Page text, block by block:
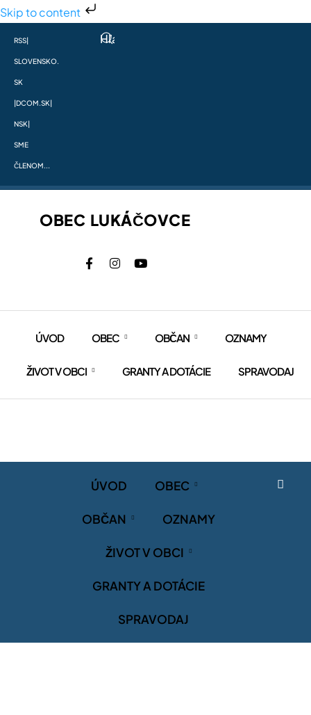
Skip to content
RSS|
SLOVENSKO.
SK
|DCOM.SK|
NSK|
SME
ČLENOM...
OBEC LUKÁČOVCE
ÚVOD OBEC OBČAN OZNAMY
ŽIVOT V OBCI GRANTY A DOTÁCIE SPRAVODAJ
ÚVOD OBEC
OBČAN OZNAMY
ŽIVOT V OBCI
GRANTY A DOTÁCIE
SPRAVODAJ